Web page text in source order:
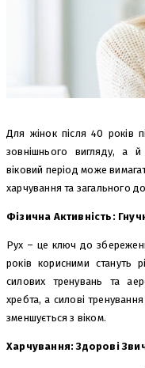
Для жінок після 40 років
зовнішнього вигляду, а
віковий період може
харчування та загального
Фізична Активність:
Рух – це ключ до
років корисними стануть
силових тренувань та
хребта, а силові
зменшується з віком.
Харчування: Здорові